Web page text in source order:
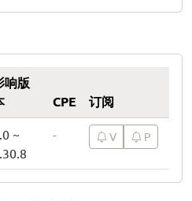
响版
CPE 订阅
~
- V P